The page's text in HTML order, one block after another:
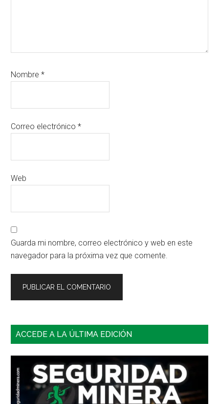
Nombre*
Correo electrónico*
Web
Guarda mi nombre, correo electrónico y web en este
navegador para la próxima vez que comente.
Barra
principal
ACCEDE A LA ÚLTIMA EDICIÓN